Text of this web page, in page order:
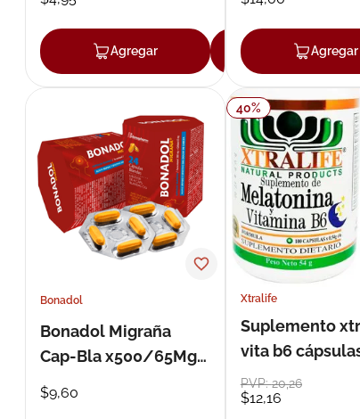
Agregar AgregarAgregar
Bonadol
Bonadol Migraña
Cap-Bla x500/65Mg
x24
$9,60
40%
Xtralife
Suplemento
vita b6
PVP:20,26
$12,16